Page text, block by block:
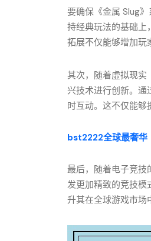
要确保《金属 Slug
持经典玩法的基础上
拓展不仅能够增加玩
其次，随着虚拟现实
兴技术进行创新。通
时互动。这不仅能够
bst2222全球最奢华
最后，随着电子竞技
发更加精致的竞技模
升其在全球游戏市场